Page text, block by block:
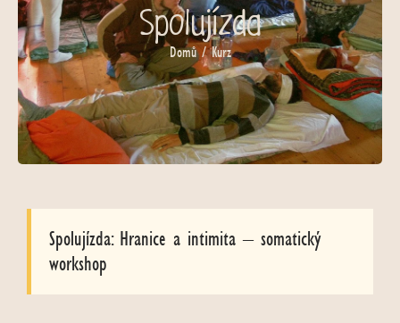
Spolujízda
Domů/ Kurz
Spolujízda: Hranice a intimita – somatický
workshop